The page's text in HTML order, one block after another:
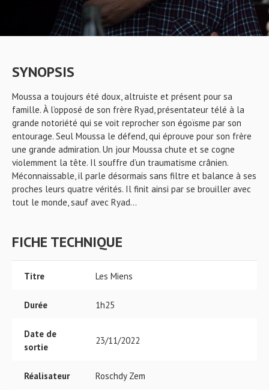
SYNOPSIS
Moussa a toujours été doux, altruiste et présent pour sa
famille. À l’opposé de son frère Ryad, présentateur télé à la
grande notoriété qui se voit reprocher son égoïsme par son
entourage. Seul Moussa le défend, qui éprouve pour son frère
une grande admiration. Un jour Moussa chute et se cogne
violemment la tête. Il souffre d’un traumatisme crânien.
Méconnaissable, il parle désormais sans filtre et balance à ses
proches leurs quatre vérités. Il finit ainsi par se brouiller avec
tout le monde, sauf avec Ryad…
FICHE TECHNIQUE
Titre Les Miens
Durée 1h25
Date de
sortie
23/11/2022
Réalisateur Roschdy Zem